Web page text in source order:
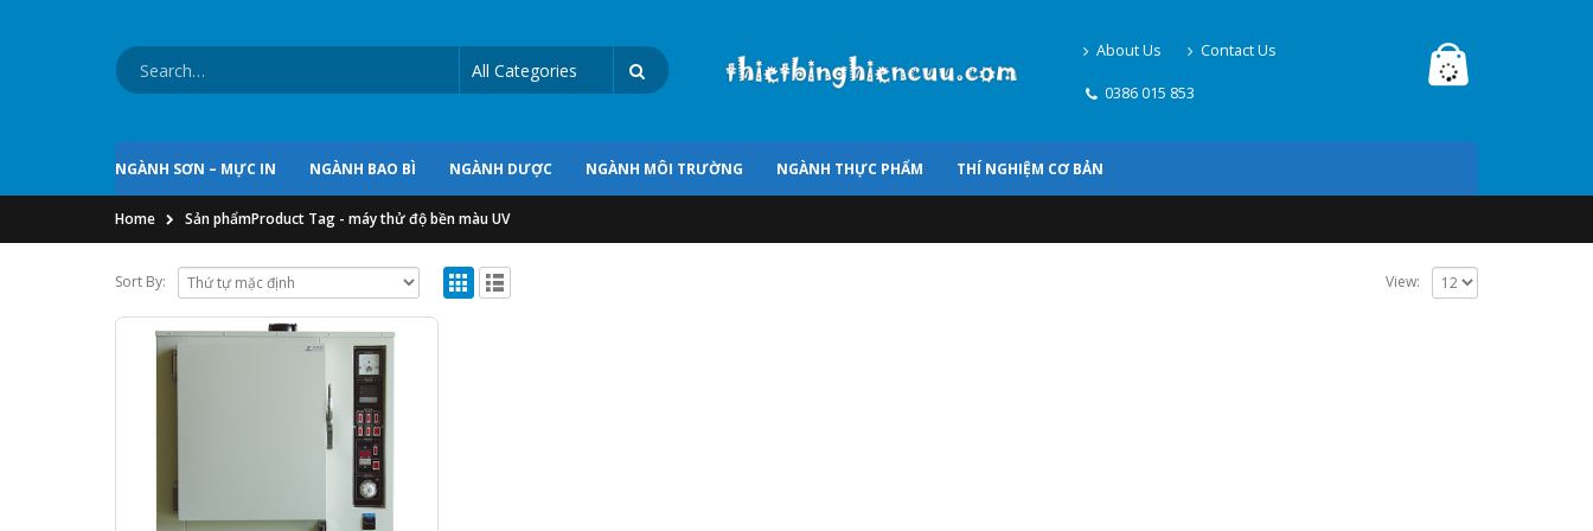
About Us Contact Us
0386 015 853
NGÀNH SƠN – MỰC IN NGÀNH BAO BÌ NGÀNH DƯỢC NGÀNH MÔI TRƯỜNG NGÀNH THỰC PHẨM THÍ NGHIỆM CƠ BẢN
Home Sản phẩmProduct Tag - máy thử độ bền màu UV
Sort By: View: